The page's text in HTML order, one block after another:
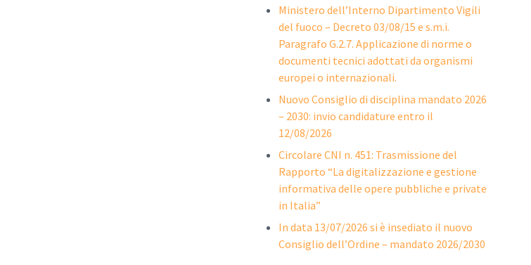
Ministero dell’Interno Dipartimento Vigili
del fuoco – Decreto 03/08/15 e s.m.i.
Paragrafo G.2.7. Applicazione di norme o
documenti tecnici adottati da organismi
europei o internazionali.
Nuovo Consiglio di disciplina mandato 2026
– 2030: invio candidature entro il
12/08/2026
Circolare CNI n. 451: Trasmissione del
Rapporto “La digitalizzazione e gestione
informativa delle opere pubbliche e private
in Italia”
In data 13/07/2026 si è insediato il nuovo
Consiglio dell’Ordine – mandato 2026/2030